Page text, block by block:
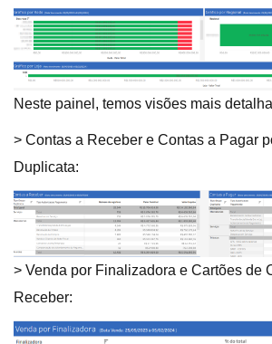
Neste painel, temos visões mais
> Contas a Receber e Contas a Pagar
Duplicata:
> Venda por Finalizadora e Cartões de
Receber: